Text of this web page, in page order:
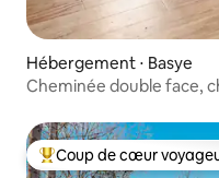
Hébergement ⋅ Basye
Cheminée double face,
Coups de cœur
Coup de cœur